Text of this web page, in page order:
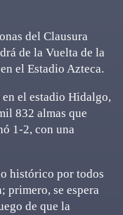
del Clausura
de la Vuelta de la
el Estadio Azteca.
el estadio Hidalgo,
832 almas que
1-2, con una
histórico por todos
primero, se espera
de que la